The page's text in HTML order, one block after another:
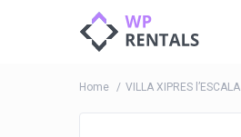
Home VILLA XIPRES l’ESCALA